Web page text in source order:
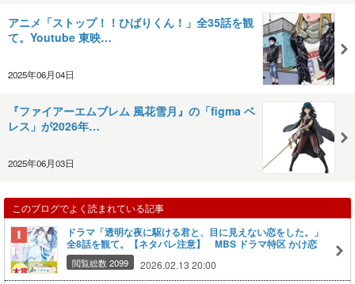
アニメ「ストップ！！ひばりくん！」全35話を観
て。Youtube 東映…
2025年06月04日
『ファイアーエムブレム 風花雪月』の「figma ベ
レス」が2026年…
2025年06月03日
このブログでよく読まれている記事
ドラマ「透明な夜に駆ける君と、目に見えない恋をした。」
全8話を観て。【ネタバレ注意】 MBS ドラマ特区 かけ恋
閲覧総数 2099 2026.02.13 20:00